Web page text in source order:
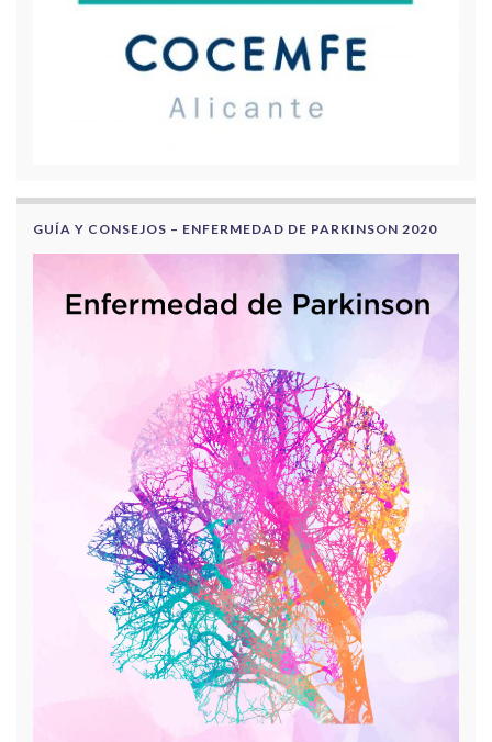
GUÍA Y CONSEJOS – ENFERMEDAD DE PARKINSON 2020